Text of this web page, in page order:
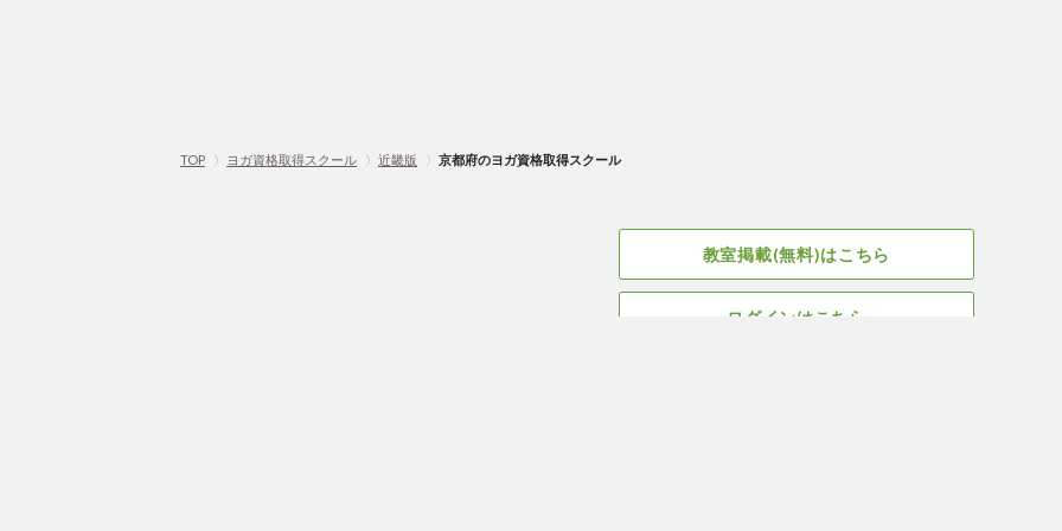
TOP 〉 ヨガ資格取得スクール 〉 近畿版 〉 京都府のヨガ資格取得スクール
教室掲載(無料)はこちら
ログインはこちら